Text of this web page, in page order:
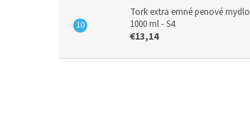
Tork extra emné penové mydlo
1000 ml - S4
€13,14